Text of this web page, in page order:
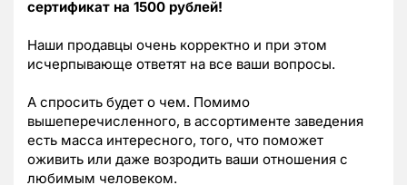
сертификат на 1500 рублей!
Наши продавцы очень корректно и при этом
исчерпывающе ответят на все ваши вопросы.
А спросить будет о чем. Помимо
вышеперечисленного, в ассортименте заведения
есть масса интересного, того, что поможет
оживить или даже возродить ваши отношения с
любимым человеком.